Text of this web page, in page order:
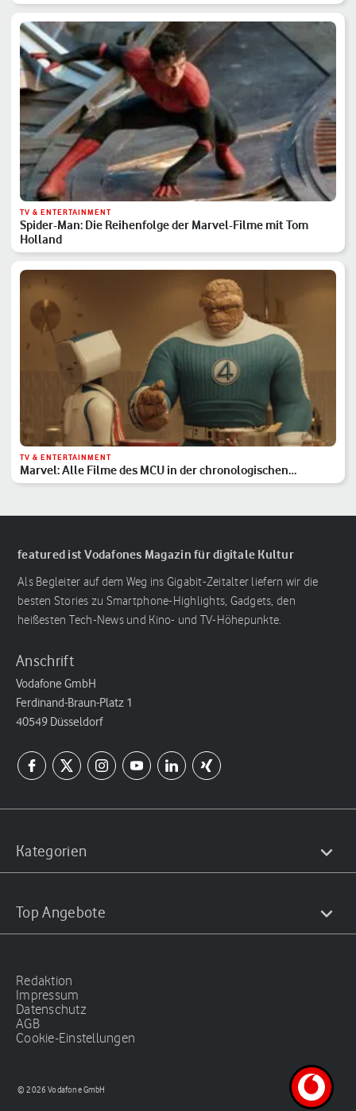
TV & ENTERTAINMENT
Spider-Man: Die Reihenfolge der Marvel-Filme mit Tom
Holland
TV & ENTERTAINMENT
Marvel: Alle Filme des MCU in der chronologischen
Reihenfolge
featured ist Vodafones Magazin für digitale Kultur
Als Begleiter auf dem Weg ins Gigabit-Zeitalter liefern wir die
besten Stories zu Smartphone-Highlights, Gadgets, den
heißesten Tech-News und Kino- und TV-Höhepunkte.
Anschrift
Vodafone GmbH
Ferdinand-Braun-Platz 1
40549 Düsseldorf
Kategorien
Top Angebote
Redaktion
Impressum
Datenschutz
AGB
Cookie-Einstellungen
© 2026 Vodafone GmbH